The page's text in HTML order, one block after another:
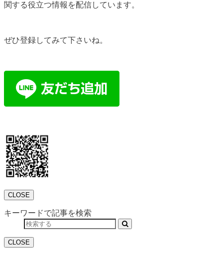
関する役立つ情報を配信しています。
ぜひ登録してみて下さいね。
CLOSE
キーワードで記事を検索
CLOSE